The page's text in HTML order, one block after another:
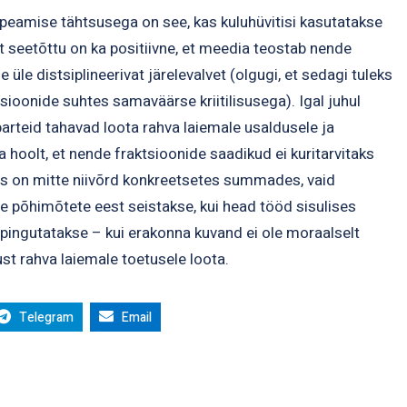
tähtsusega on see, kas kuluhüvitisi kasutatakse
on ka positiivne, et meedia teostab nende
üle distsiplineerivat järelevalvet (olgugi, et sedagi tuleks
suhtes samaväärse kriitilisusega). Igal juhul
tahavad loota rahva laiemale usaldusele ja
hoolt, et nende fraktsioonide saadikud ei kuritarvitaks
on mitte niivõrd konkreetsetes summades, vaid
põhimõtete eest seistakse, kui head tööd sisulises
– kui erakonna kuvand ei ole moraalselt
rahva laiemale toetusele loota.
Telegram Email